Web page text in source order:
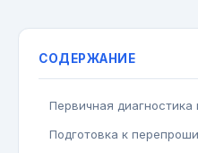
СОДЕРЖАНИЕ
Первичная
Подготовка к